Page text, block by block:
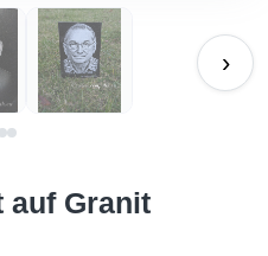
›
auf Granit